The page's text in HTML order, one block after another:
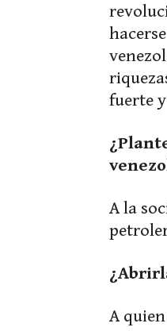
fuerte
A la
A